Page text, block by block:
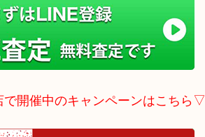
開催中のキャンペーンはこち